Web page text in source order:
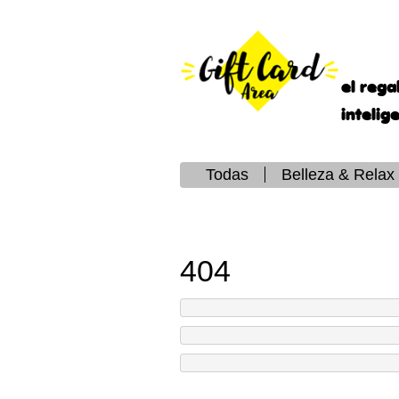
el
Todas Belleza & Relax
404